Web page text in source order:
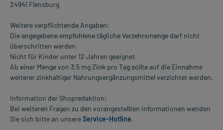
24941 Flensburg
Weitere verpflichtende Angaben:
Die angegebene empfohlene tägliche Verzehrsmenge darf nicht
überschritten werden.
Nicht für Kinder unter 12 Jahren geeignet.
Ab einer Menge von 3,5 mg Zink pro Tag sollte auf die Einnahme
weiterer zinkhaltiger Nahrungsergänzungsmittel verzichtet werden.
Information der Shopredaktion:
Bei weiteren Fragen zu den vorangestellten Informationen wenden
Sie sich bitte an unsereService-Hotline.